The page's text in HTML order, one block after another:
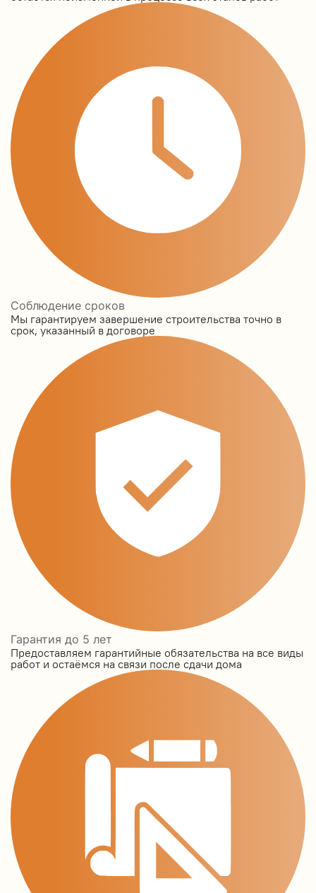
Соблюдение сроков
Мы гарантируем завершение строительства точно в
срок, указанный в договоре
Гарантия до 5 лет
Предоставляем гарантийные обязательства на все виды
работ и остаёмся на связи после сдачи дома